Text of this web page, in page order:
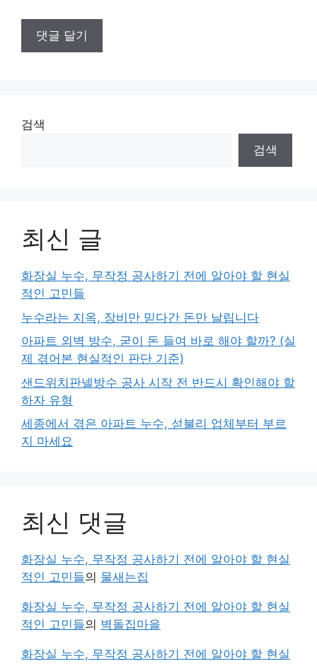
검색
검색
최신 글
화장실 누수, 무작정 공사하기 전에 알아야 할 현실
적인 고민들
누수라는 지옥, 장비만 믿다간 돈만 날립니다
아파트 외벽 방수, 굳이 돈 들여 바로 해야 할까? (실
제 겪어본 현실적인 판단 기준)
샌드위치판넬방수 공사 시작 전 반드시 확인해야 할
하자 유형
세종에서 겪은 아파트 누수, 섣불리 업체부터 부르
지 마세요
최신 댓글
화장실 누수, 무작정 공사하기 전에 알아야 할 현실
적인 고민들의 물새는집
화장실 누수, 무작정 공사하기 전에 알아야 할 현실
적인 고민들의 벽돌집마을
화장실 누수, 무작정 공사하기 전에 알아야 할 현실